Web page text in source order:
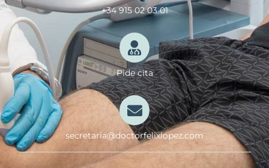
+34 915 02 03 01
Pide cita
secretaria@doctorfelixlopez.com